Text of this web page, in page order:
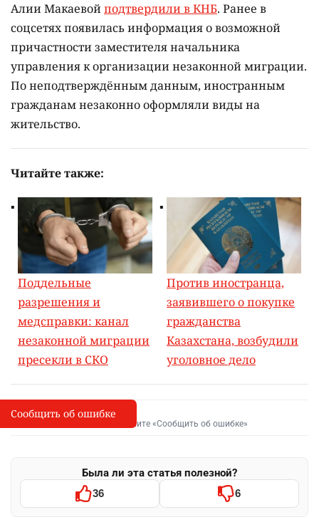
Алии Макаевойподтвердили в КНБ. Ранее в
соцсетях появилась информация о возможной
причастности заместителя начальника
управления к организации незаконной миграции.
По неподтверждённым данным, иностранным
гражданам незаконно оформляли виды на
жительство.
Читайте также:
Поддельные
разрешения и
медсправки: канал
незаконной миграции
пресекли в СКО
Против иностранца,
заявившего о покупке
гражданства
Казахстана, возбудили
уголовное дело
I
Сообщить об опечатке
Выделите фрагмент и нажмите «Сообщить об ошибке»
Была ли эта статья полезной?
36 6
Сообщить об ошибке